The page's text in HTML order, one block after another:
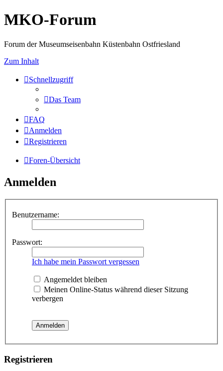
MKO-Forum
Forum der Museumseisenbahn Küstenbahn Ostfriesland
Zum Inhalt
Schnellzugriff
Das Team
FAQ
Anmelden
Registrieren
Foren-Übersicht
Anmelden
Benutzername:
Passwort:
Ich habe mein Passwort vergessen
Angemeldet bleiben
Meinen Online-Status während dieser Sitzung
verbergen
Registrieren